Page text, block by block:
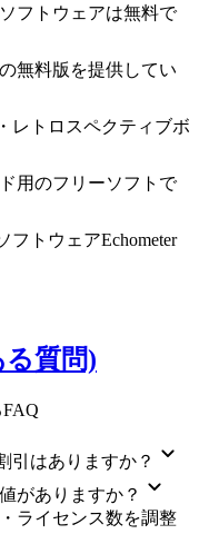
フトウェアは無料で
無料版を提供してい
レトロスペクティブボ
用のフリーソフトで
トウェアEchometer
質問)
引はありますか？
がありますか？
ライセンス数を調整